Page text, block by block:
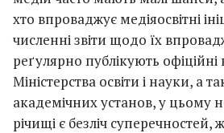
хто впроваджує медіяосвітні
численні звіти щодо їх
реґулярно публікують
Міністерства освіти і науки, а
академічних установ, у цьому
річищі є безліч